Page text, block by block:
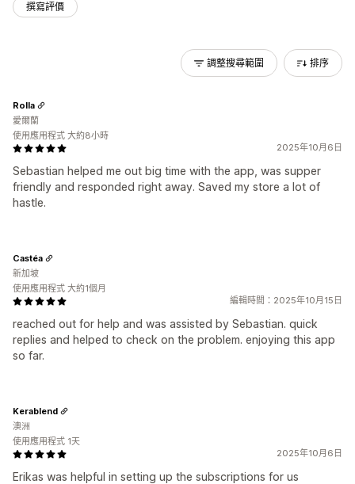
撰寫評價
調整搜尋範圍 排序
2025年10月6日
Sebastian helped me out big time with the app, was supper
friendly and responded right away. Saved my store a lot of
hastle.
Rolla
愛爾蘭
使用應用程式 大約8小時
編輯時間：2025年10月15日
reached out for help and was assisted by Sebastian. quick
replies and helped to check on the problem. enjoying this app
so far.
Castéa
新加坡
使用應用程式 大約1個月
2025年10月6日
Erikas was helpful in setting up the subscriptions for us
Kerablend
澳洲
使用應用程式 1天